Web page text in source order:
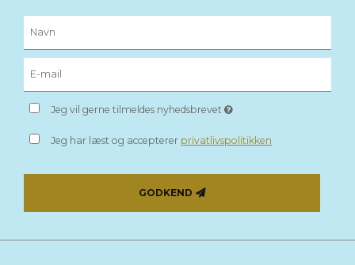
Jeg vil gerne tilmeldes nyhedsbrevet
Jeg har læst og accepterer privatlivspolitikken
GODKEND